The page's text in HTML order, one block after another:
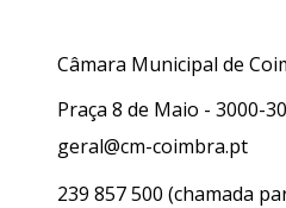
Câmara Municipal de
Praça 8 de Maio - 3000-
geral@cm-coimbra.pt
239 857 500 (chamada